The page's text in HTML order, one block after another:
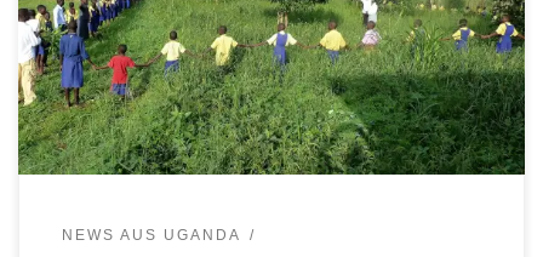
Im kommenden Frühjahr wird in dem Dorf Obiya Palaro im
Norden Ugandas eine 40 mal 20 Meter große Betonplatte
gegossen. Je nachdem, wie viel Geld bei der […]
NEWS AUS UGANDA